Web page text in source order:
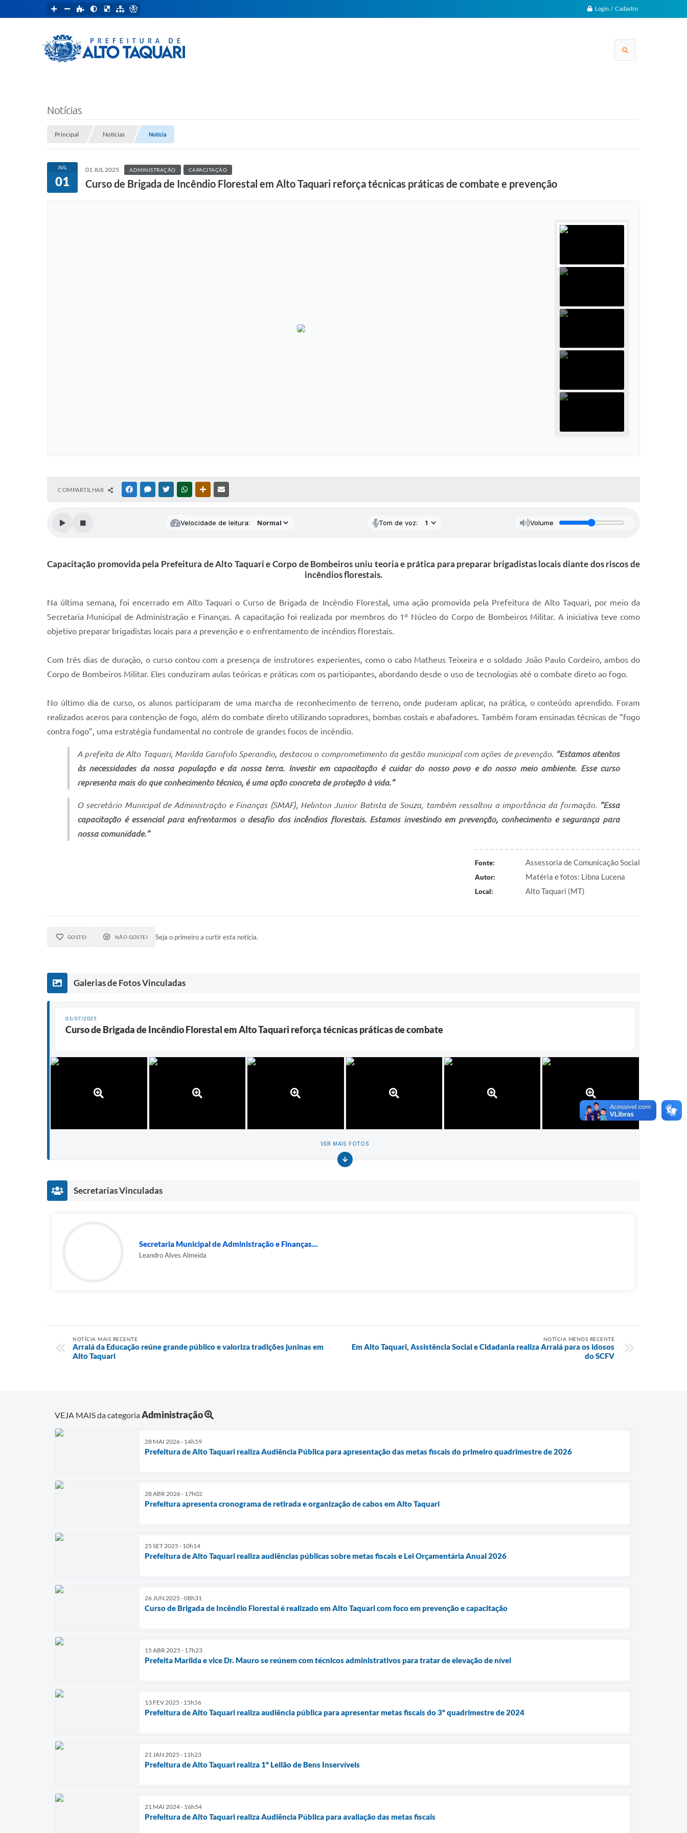
Login / Cadastro
Notícias
Principal Notícias Notícia
JUL
01
01 JUL 2025 ADMINISTRAÇÃO CAPACITAÇÃO
Curso de Brigada de Incêndio Florestal em Alto Taquari reforça técnicas práticas de combate e prevenção
COMPARTILHAR FACEBOOKMESSENGER
TWITTERWHATSAPPOUTRAS MÍDIAS
Velocidade de leitura: Tom de voz: Volume
Capacitação promovida pela Prefeitura de Alto Taquari e Corpo de Bombeiros uniu teoria e prática para preparar brigadistas locais diante dos riscos de
incêndios florestais.
Na última semana, foi encerrado em Alto Taquari o Curso de Brigada de Incêndio Florestal, uma ação promovida pela Prefeitura de Alto Taquari, por meio da
Secretaria Municipal de Administração e Finanças. A capacitação foi realizada por membros do 1º Núcleo do Corpo de Bombeiros Militar. A iniciativa teve como
objetivo preparar brigadistas locais para a prevenção e o enfrentamento de incêndios florestais.
Com três dias de duração, o curso contou com a presença de instrutores experientes, como o cabo Matheus Teixeira e o soldado João Paulo Cordeiro, ambos do
Corpo de Bombeiros Militar. Eles conduziram aulas teóricas e práticas com os participantes, abordando desde o uso de tecnologias até o combate direto ao fogo.
No último dia de curso, os alunos participaram de uma marcha de reconhecimento de terreno, onde puderam aplicar, na prática, o conteúdo aprendido. Foram
realizados aceros para contenção de fogo, além do combate direto utilizando sopradores, bombas costais e abafadores. Também foram ensinadas técnicas de “fogo
contra fogo”, uma estratégia fundamental no controle de grandes focos de incêndio.
A prefeita de Alto Taquari, Marilda Garofolo Sperandio, destacou o comprometimento da gestão municipal com ações de prevenção. “Estamos atentos
às necessidades da nossa população e da nossa terra. Investir em capacitação é cuidar do nosso povo e do nosso meio ambiente. Esse curso
representa mais do que conhecimento técnico, é uma ação concreta de proteção à vida.”
O secretário Municipal de Administração e Finanças (SMAF), Helinton Junior Batista de Souza, também ressaltou a importância da formação. “Essa
capacitação é essencial para enfrentarmos o desafio dos incêndios florestais. Estamos investindo em prevenção, conhecimento e segurança para
nossa comunidade.”
Fonte: Assessoria de Comunicação Social
Autor: Matéria e fotos: Libna Lucena
Local: Alto Taquari (MT)
GOSTEI NÃO GOSTEI Seja o primeiro a curtir esta notícia.
Galerias de Fotos Vinculadas
01/07/2025
Curso de Brigada de Incêndio Florestal em Alto Taquari reforça técnicas práticas de combate
VER MAIS FOTOS
Secretarias Vinculadas
Secretaria Municipal de Administração e Finanças...
Leandro Alves Almeida
NOTÍCIA MAIS RECENTE
Arraiá da Educação reúne grande público e valoriza tradições juninas em
Alto Taquari
NOTÍCIA MENOS RECENTE
Em Alto Taquari, Assistência Social e Cidadania realiza Arraiá para os idosos
do SCFV
VEJA MAIS da categoriaAdministração
28 MAI 2026 - 14h59
Prefeitura de Alto Taquari realiza Audiência Pública para apresentação das metas fiscais do primeiro quadrimestre de 2026
28 ABR 2026 - 17h02
Prefeitura apresenta cronograma de retirada e organização de cabos em Alto Taquari
25 SET 2025 - 10h14
Prefeitura de Alto Taquari realiza audiências públicas sobre metas fiscais e Lei Orçamentária Anual 2026
26 JUN 2025 - 08h31
Curso de Brigada de Incêndio Florestal é realizado em Alto Taquari com foco em prevenção e capacitação
15 ABR 2025 - 17h23
Prefeita Marilda e vice Dr. Mauro se reúnem com técnicos administrativos para tratar de elevação de nível
13 FEV 2025 - 15h56
Prefeitura de Alto Taquari realiza audiência pública para apresentar metas fiscais do 3º quadrimestre de 2024
21 JAN 2025 - 11h23
Prefeitura de Alto Taquari realiza 1º Leilão de Bens Inservíveis
21 MAI 2024 - 16h54
Prefeitura de Alto Taquari realiza Audiência Pública para avaliação das metas fiscais